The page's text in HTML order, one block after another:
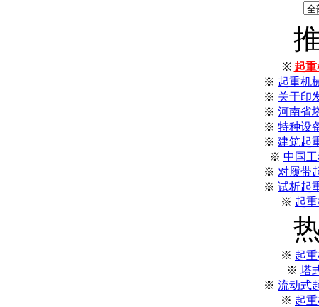
※ 起
※ 起重机
※ 关于印
※ 河南省
※ 特种设
※ 建筑起
※ 中国
※ 对履带
※ 试析起
※ 起
※ 起
※ 塔
※ 流动式
※ 起